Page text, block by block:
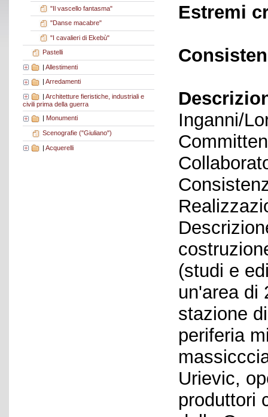
"Il vascello fantasma"
"Danse macabre"
"I cavalieri di Ekebù"
Pastelli
| Allestimenti
Arredamenti
| Architetture fieristiche, industriali e
civili prima della guerra
Monumenti
Scenografie ("Giuliano")
| Acquerelli
Estremi
Inganni/
(studi e
un'area di
stazione
periferia
Urievic,
produttori